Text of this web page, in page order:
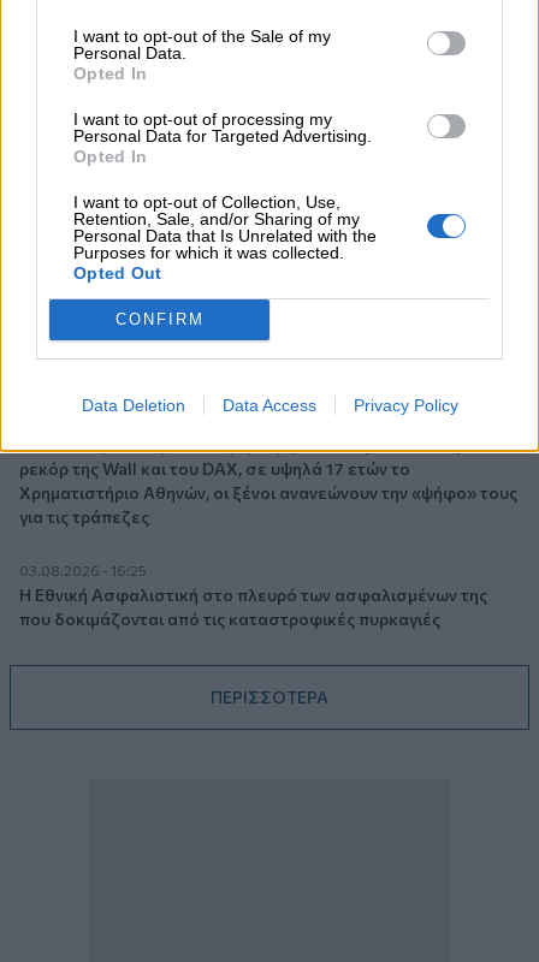
I want to opt-out of the Sale of my
Personal Data.
Opted In
I want to opt-out of processing my
Personal Data for Targeted Advertising.
Opted In
I want to opt-out of Collection, Use,
Retention, Sale, and/or Sharing of my
Personal Data that Is Unrelated with the
Purposes for which it was collected.
Opted Out
CONFIRM
Data Deletion Data Access Privacy Policy
Γιάννης Καντώρος – Όμιλος INTERAMERICAN
Allianz-Εθνική: Το νέο τραπεζοασφαλιστικό δίδυμο και η
εμπειρία της Τουρκίας
Δημόσια ευχαριστήρια επιστολή Γ. Περιστέρη προς Δρ.
Γεώργιο Αποστολόπουλο, Ιδρυτή και Πρόεδρο Ομίλου
ΙΑΤΡΙΚΟ ΑΘΗΝΩΝ
04.08.2026 - 09:19
Ελληνική Ένωση Τραπεζών: Μέτρα στήριξης για τις
οικογένειες των θυμάτων και τους πυρόπληκτους
ρεκόρ της Wall και του DAX, σε υψηλά 17 ετών το
Χρηματιστήριο Αθηνών, οι ξένοι ανανεώνουν την «ψήφο» τους
για τις τράπεζες
03.08.2026 - 16:25
Η Εθνική Ασφαλιστική στο πλευρό των ασφαλισμένων της
που δοκιμάζονται από τις καταστροφικές πυρκαγιές
ΠΕΡΙΣΣΟΤΕΡΑ